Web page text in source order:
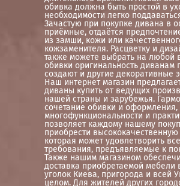
обивка должна быть простой в
необходимости легко
Зачастую при покупке дивана в
приёмные, отдаётся
из замши, кожи или
кожзаменителя. Расцветку и
также можете выбрать на любой
обивки оригинальность диванам
создают и другие декоративные
Наш интернет магазин
диваны купить от ведущих
нашей страны и зарубежья.
сочетание обивки и оформления,
многофункциональности и
позволяет каждому нашему
приобрести
которая может удовлетворить
требования, предъявляемые к
Также нашим магазином
доставка приобретаемой мебели
уголок Киева, пригорода и всей
целом. Для жителей других